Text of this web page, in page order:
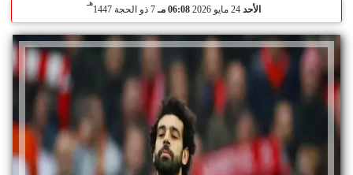
الأحد 24 مايو 2026 06:08 مـ 7 ذو الحجة 1447
هـ